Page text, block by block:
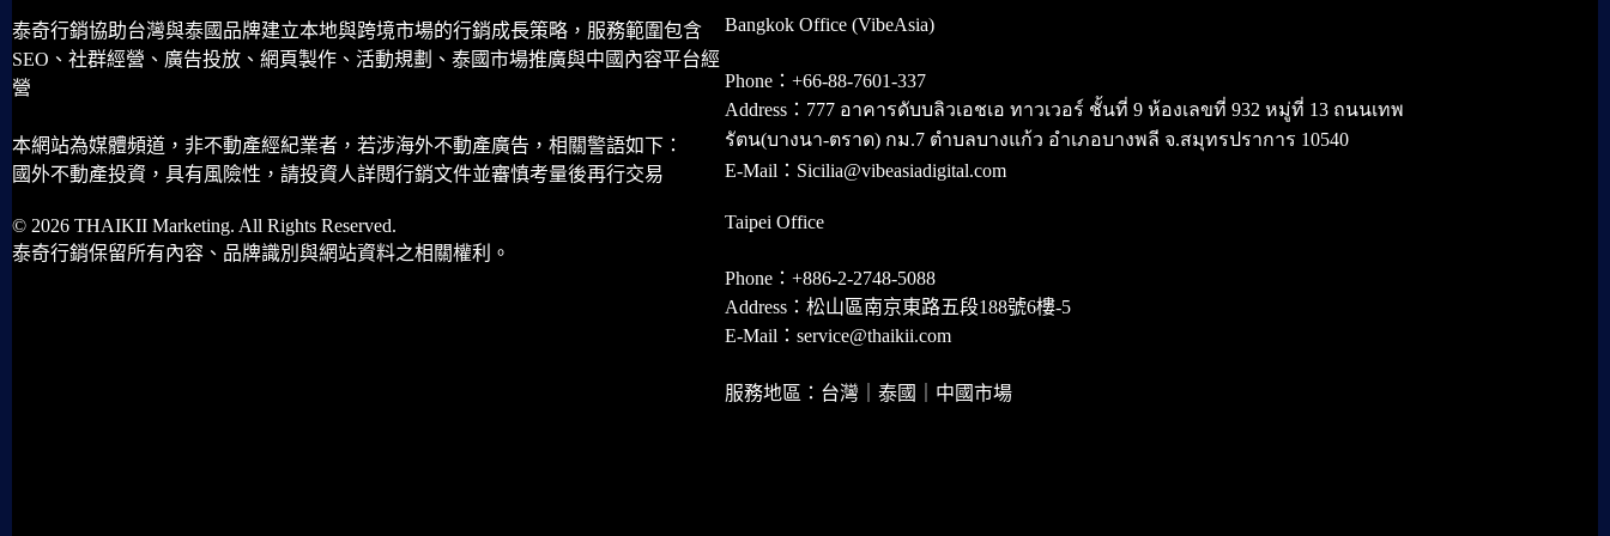
泰奇行銷協助台灣與泰國品牌建立本地與跨境市場的行銷成長策略，服務範圍包含
SEO、社群經營、廣告投放、網頁製作、活動規劃、泰國市場推廣與中國內容平台經
營
本網站為媒體頻道，非不動產經紀業者，若涉海外不動產廣告，相關警語如下：
國外不動產投資，具有風險性，請投資人詳閱行銷文件並審慎考量後再行交易
© 2026 THAIKII Marketing. All Rights Reserved.
泰奇行銷保留所有內容、品牌識別與網站資料之相關權利。
Bangkok Office (VibeAsia)
Phone：+66-88-7601-337
Address：777 อาคารดับบลิวเอชเอ ทาวเวอร์ ชั้นที่ 9 ห้องเลขที่ 932 หมู่ที่ 13 ถนนเทพ
รัตน(บางนา-ตราด) กม.7 ตำบลบางแก้ว อำเภอบางพลี จ.สมุทรปราการ 10540
E-Mail：Sicilia@vibeasiadigital.com
Taipei Office
Phone：+886-2-2748-5088
Address：松山區南京東路五段188號6樓-5
E-Mail：service@thaikii.com
服務地區：台灣｜泰國｜中國市場